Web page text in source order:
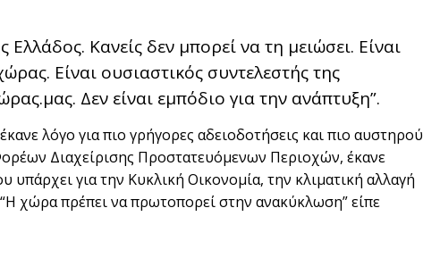
Κανείς δεν μπορεί να τη μειώσει. Είναι
Είναι ουσιαστικός συντελεστής της
Δεν είναι εμπόδιο για την ανάπτυξη”.
λόγο για πιο γρήγορες αδειοδοτήσεις και πιο
Διαχείρισης Προστατευόμενων Περιοχών, έκανε
υπάρχει για την Κυκλική Οικονομία, την κλιματική αλλαγή
“Η χώρα πρέπει να πρωτοπορεί στην ανακύκλωση” είπε